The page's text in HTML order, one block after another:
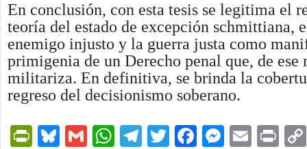
En conclusión, con esta tesis se legitima el
teoría del estado de excepción schmittiana,
enemigo injusto y la guerra justa como
primigenia de un Derecho penal que, de ese
militariza. En definitiva, se brinda la
regreso del decisionismo soberano.
PrintFriendly
Bluesky
GmailWhatsApp
Telegram
TwitterFacebook
Email